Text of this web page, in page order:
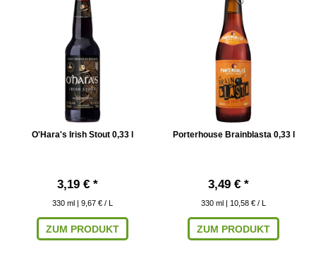
O'Hara's Irish Stout 0,33 l
3,19 € *
330 ml | 9,67 € / L
ZUM PRODUKT
Porterhouse Brainblasta 0,33 l
3,49 € *
330 ml | 10,58 € / L
ZUM PRODUKT